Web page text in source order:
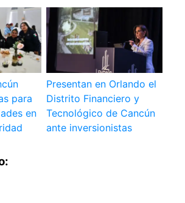
para
en
Presentan en Orlando el
Distrito Financiero y
Tecnológico de Cancún
ante inversionistas